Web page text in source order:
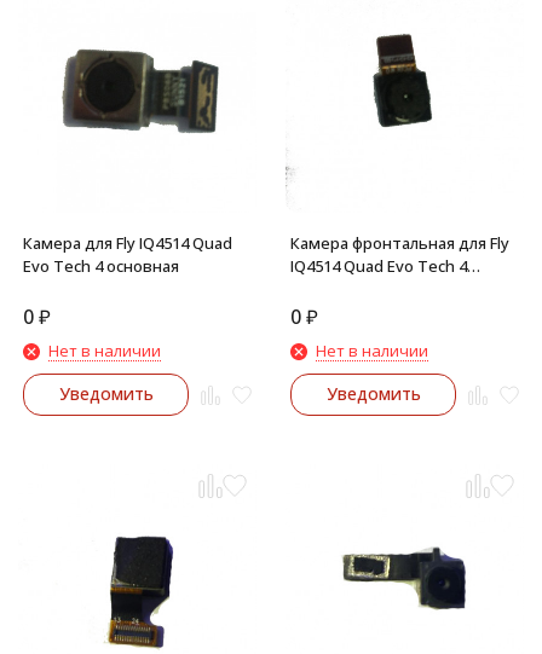
Камера для Fly IQ4514 Quad
Evo Tech 4 основная
0₽
Нет в наличии
Уведомить
Камера фронтальная для Fly
IQ4514 Quad Evo Tech 4
0₽
Нет в наличии
Уведомить